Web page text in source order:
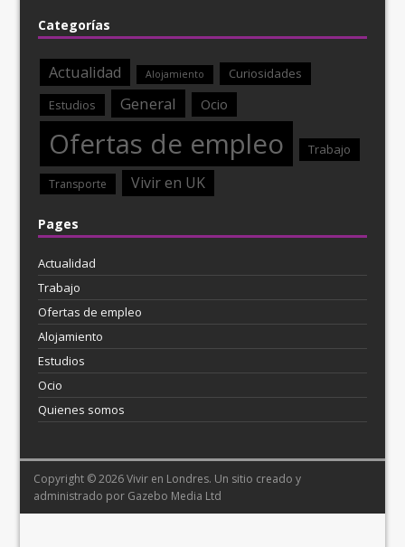
Categorías
Actualidad Alojamiento
Curiosidades
Estudios
General Ocio
Ofertas de empleo Trabajo
Transporte Vivir en UK
Pages
Actualidad
Trabajo
Ofertas de empleo
Alojamiento
Estudios
Ocio
Quienes somos
Copyright © 2026 Vivir en Londres. Un sitio creado y
administrado por Gazebo Media Ltd